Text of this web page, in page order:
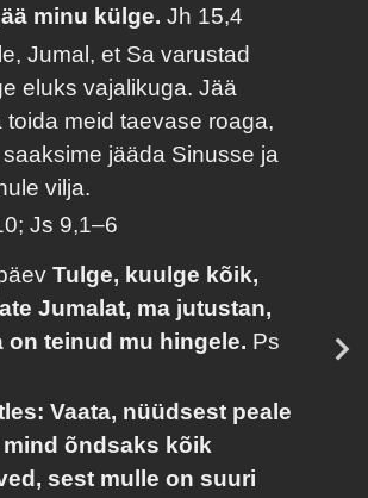
minu külge.Jh 15,4
Jumal, et Sa varustad
eluks vajalikuga. Jää
toida meid taevase roaga,
jääda Sinusse ja
vilja.
Js 9,1–6
Tulge, kuulge kõik,
Jumalat, ma jutustan,
on teinud mu hingele. Ps
Vaata, nüüdsest peale
mind õndsaks kõik
sest mulle on suuri